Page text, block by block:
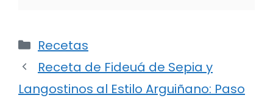
Categorías
Recetas
Receta de Fideuá de Sepia y
Langostinos al Estilo Arguiñano: Paso